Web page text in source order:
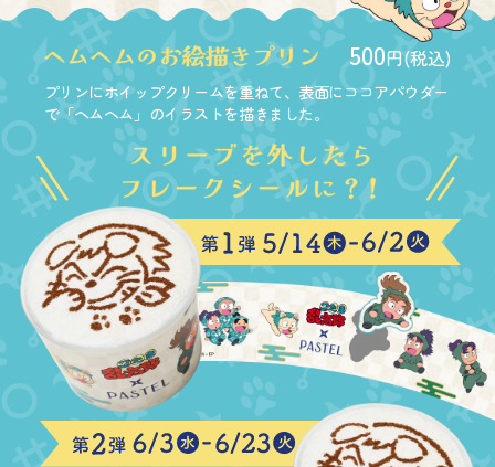
500円(税込)
プリンにホイップクリームを重ねて、表面にココアパウダー
で「ヘムヘム」のイラストを描きました。